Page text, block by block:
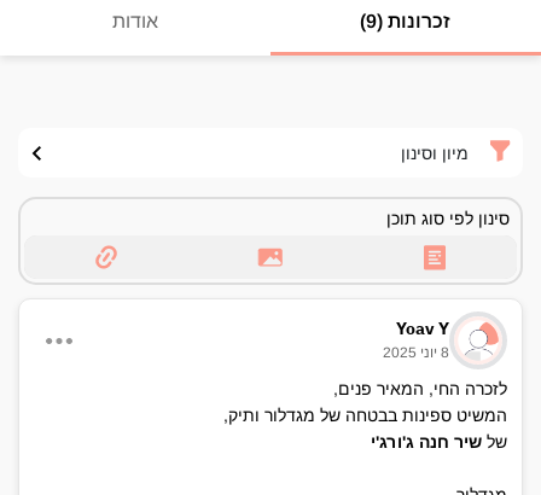
זכרונות (9) אודות
מיון וסינון
סינון לפי סוג תוכן
Yoav Y
8 יוני 2025
לזכרה החי, המאיר פנים,
המשיט ספינות בבטחה של מגדלור ותיק,
של שיר חנה ג'ורג'י